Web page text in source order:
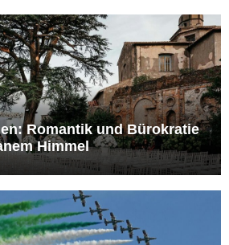
Romantik und Bürokratie
Himmel